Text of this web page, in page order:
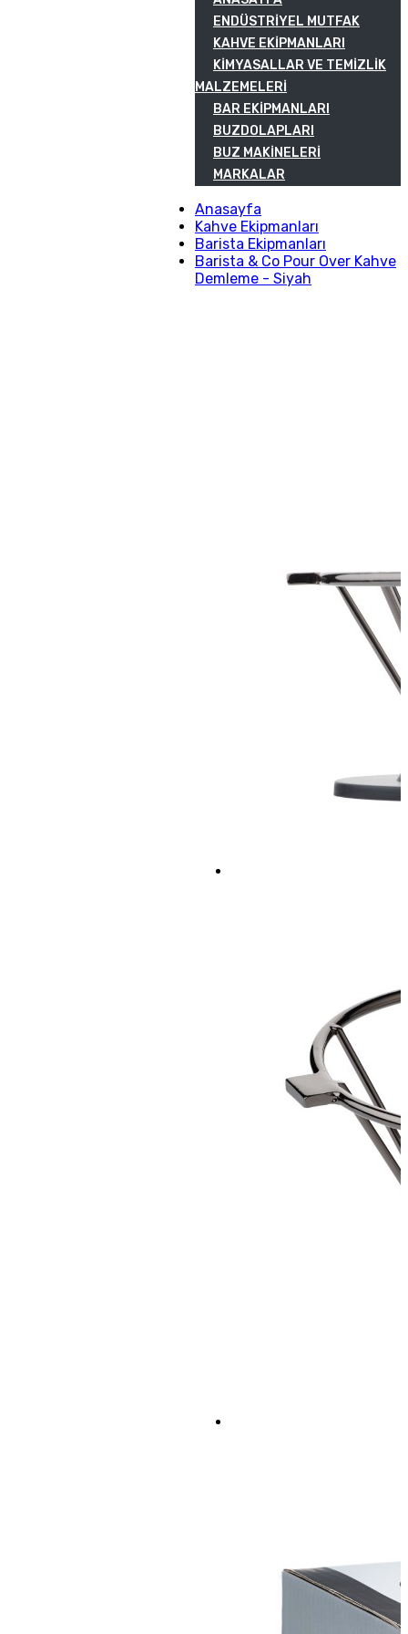
ENDÜSTRIYEL MUTFAK
KAHVE EKIPMANLARI
KIMYASALLAR VE TEMIZLIK
MALZEMELERI
BAR EKIPMANLARI
BUZDOLAPLARI
BUZ MAKINELERI
MARKALAR
Anasayfa
Kahve Ekipmanları
Barista Ekipmanları
Barista & Co Pour Over Kahve
Demleme - Siyah